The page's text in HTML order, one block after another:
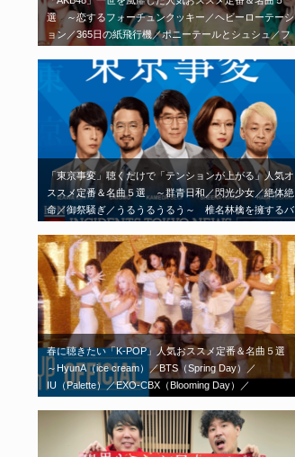
選 ～恋するフォーチュンクッキー／ヘビーローテーシ
ョン／365日の紙飛行機／ポニーテールとシュシュ／フ
がコンセプトの「AKB48」エモい神曲はこれだ！
「東京事変」聴くだけで「テンションが上がる」人気オ
ススメ定番＆名曲５選 ～群青日和／閃光少女／絶体絶
命／御祭騒ぎ／うるうるうるう～ 椎名林檎を擁するバ
春に聴きたい「K-POP」人気おススメ定番＆名曲５選
～HyunA（ice cream）／BTS（Spring Day）／
IU（Palette）／EXO-CBX（Blooming Day）／
神曲はこれだ！